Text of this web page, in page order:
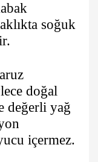
soğuk
doğal
değerli yağ
içermez.